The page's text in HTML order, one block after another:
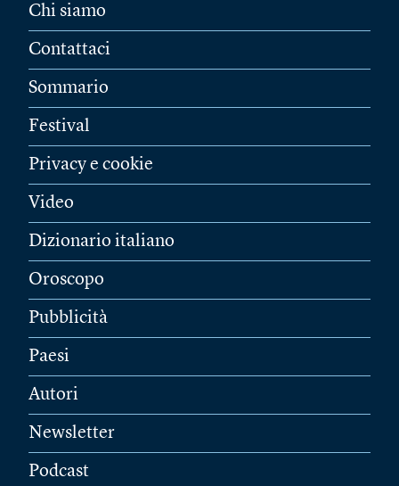
Chi siamo
Contattaci
Sommario
Festival
Privacy e cookie
Video
Dizionario italiano
Oroscopo
Pubblicità
Paesi
Autori
Newsletter
Podcast